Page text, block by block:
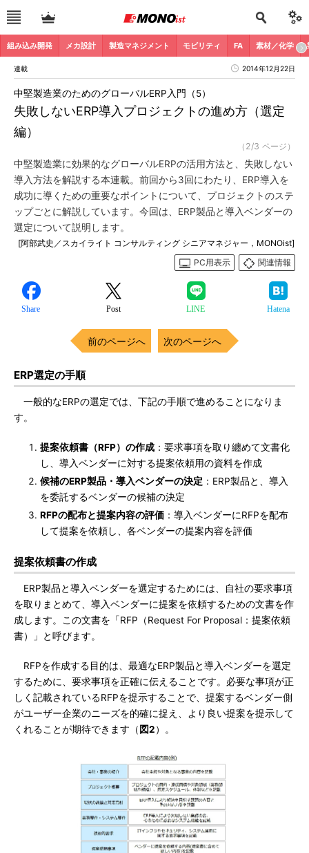
組み込み開発 メカ設計 製造マネジメント モビリティ FA 素材／化学
連載 2014年12月22日
失敗しないERP導入プロジェクトの進め方（選定
編）
中堅製造業のためのグローバルERP入門（5）
（2/3 ページ）
中堅製造業に効果的なグローバルERPの活用方法と、失敗しない
導入方法を解説する本連載。前回から3回にわたり、ERP導入を
成功に導くための重要なポイントについて、プロジェクトのステ
ップごとに解説しています。今回は、ERP製品と導入ベンダーの
選定について説明します。
[阿部武史／スカイライト コンサルティング シニアマネジャー，MONOist]
PC用表示
関連情報
Share Post LINE Hatena
前のページへ 次のページへ
ERP選定の手順
一般的なERPの選定では、下記の手順で進めることになりま
す。
提案依頼書（RFP）の作成 ：要求事項を取り纏めて文書化
し、導入ベンダーに対する提案依頼用の資料を作成
候補のERP製品・導入ベンダーの決定 ：ERP製品と、導入
を委託するベンダーの候補の決定
RFPの配布と提案内容の評価 ：導入ベンダーにRFPを配布
して提案を依頼し、各ベンダーの提案内容を評価
提案依頼書の作成
ERP製品と導入ベンダーを選定するためには、自社の要求事項
を取りまとめて、導入ベンダーに提案を依頼するための文書を作
成します。この文書を「RFP（Request For Proposal：提案依頼
書）」と呼びます。
RFPを作成する目的は、最適なERP製品と導入ベンダーを選定
するために、要求事項を正確に伝えることです。必要な事項が正
しく記載されているRFPを提示することで、提案するベンダー側
がユーザー企業のニーズを的確に捉え、より良い提案を提示して
くれることが期待できます（ 図2）。